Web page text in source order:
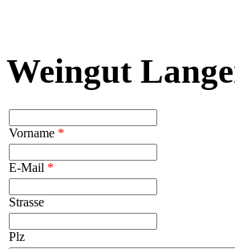
Weingut
Vorname *
E-Mail *
Strasse
Plz